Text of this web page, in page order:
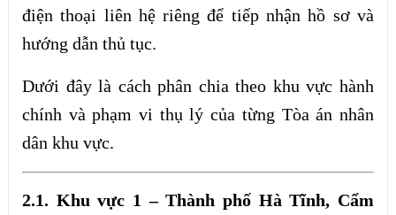
điện thoại liên hệ riêng để tiếp nhận hồ sơ và
hướng dẫn thủ tục.
Dưới đây là cách phân chia theo khu vực hành
chính và phạm vi thụ lý của từng Tòa án nhân
dân khu vực.
2.1. Khu vực 1 – Thành phố Hà Tĩnh, Cẩm